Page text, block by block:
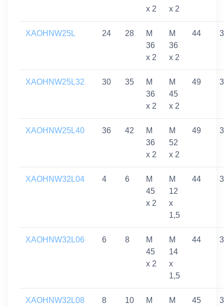
x 2
x 2
XAOHNW25L 24 28
M
36
x 2
M
36
x 2
44
XAOHNW25L32 30 35
M
36
x 2
M
45
x 2
49
XAOHNW25L40 36 42
M
36
x 2
M
52
x 2
49
XAOHNW32L04 4 6
M
45
x 2
M
12
x
1,5
44
XAOHNW32L06 6 8
M
45
x 2
M
14
x
1,5
44
XAOHNW32L08 8 10
M
M
45